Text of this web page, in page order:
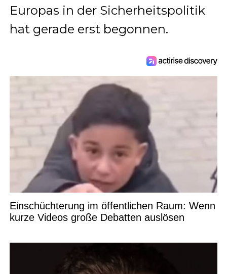
Europas in der Sicherheitspolitik
hat gerade erst begonnen.
Einschüchterung im öffentlichen Raum: Wenn
kurze Videos große Debatten auslösen